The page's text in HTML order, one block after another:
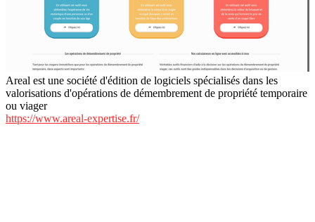
Areal est une société d'édition de logiciels spécialisés dans les
valorisations d'opérations de démembrement de propriété temporaire
ou viager
https://www.areal-expertise.fr/